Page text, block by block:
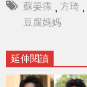
蘇晏霈 , 方琦 ,
豆腐媽媽
延伸閱讀